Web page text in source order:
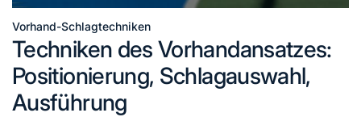
Posted
Vorhand-Schlagtechniken
Techniken des Vorhandansatzes:
Positionierung, Schlagauswahl,
Ausführung